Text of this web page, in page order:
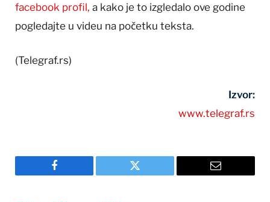
facebook profil, a kako je to izgledalo ove godine
pogledajte u videu na početku teksta.
(Telegraf.rs)
Izvor:
www.telegraf.rs
Facebook Twitter Email